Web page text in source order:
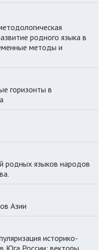
родного языка в
методы и
горизонты в
родных языков народов
Азии
историко-
Юга России: векторы